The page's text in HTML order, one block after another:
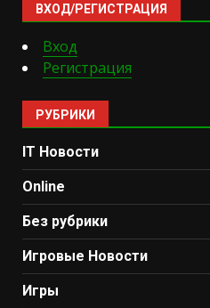
ВХОД/РЕГИСТРАЦИЯ
Вход
Регистрация
РУБРИКИ
IT Новости
Online
Без рубрики
Игровые Новости
Игры